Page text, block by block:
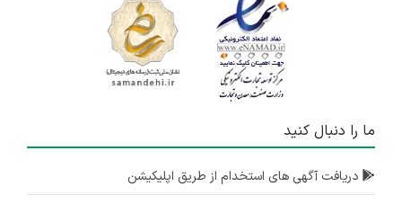
ما را دنبال کنید
دریافت آگهی های استخدام از طریق اپلیکیشن